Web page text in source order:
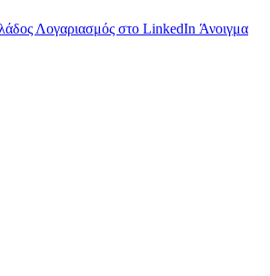
Λογαριασμός στο LinkedIn Άνοιγμα